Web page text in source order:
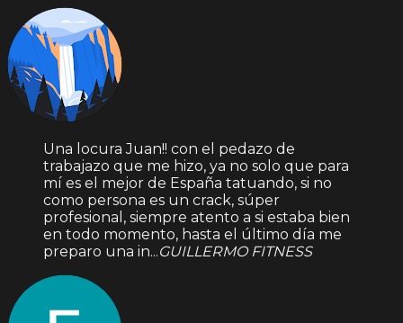
Una locura Juan!! con el pedazo de
trabajazo que me hizo, ya no solo que para
mí es el mejor de España tatuando, si no
como persona es un crack, súper
profesional, siempre atento a si estaba bien
en todo momento, hasta el último día me
preparo una in...GUILLERMO FITNESS